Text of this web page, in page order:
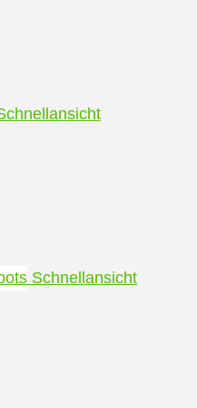
Schnellansicht